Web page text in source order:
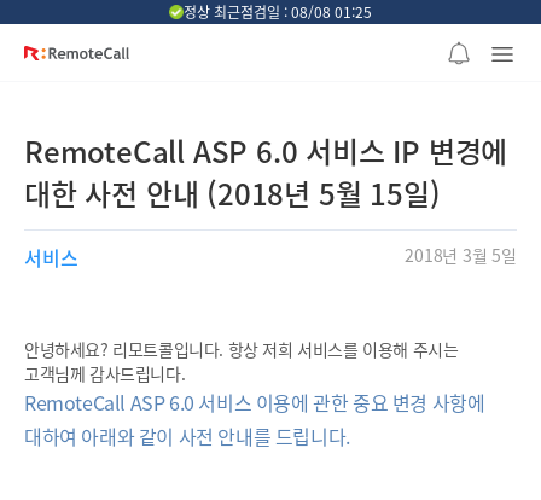
정상 최근점검일 : 08/08 01:25
RemoteCall ASP 6.0 서비스 IP 변경에
대한 사전 안내 (2018년 5월 15일)
서비스 2018년 3월 5일
안녕하세요? 리모트콜입니다. 항상 저희 서비스를 이용해 주시는
고객님께 감사드립니다.
RemoteCall ASP 6.0 서비스 이용에 관한 중요 변경 사항에
대하여 아래와 같이 사전 안내를 드립니다.